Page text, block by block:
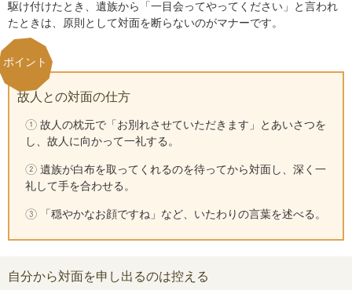
駆け付けたとき、遺族から「一目会ってやってください」と言われ
たときは、原則として対面を断らないのがマナーです。
故人との対面の仕方
① 故人の枕元で「お別れさせていただきます」とあいさつを
し、故人に向かって一礼する。
② 遺族が白布を取ってくれるのを待ってから対面し、深く一
礼して手を合わせる。
③ 「穏やかなお顔ですね」など、いたわりの言葉を述べる。
自分から対面を申し出るのは控える